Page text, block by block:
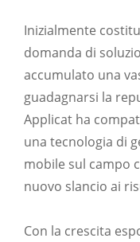
Inizialmente
domanda di
accumulato una
guadagnarsi la
Applicat ha
una tecnologia di
mobile sul campo
nuovo slancio ai
Con la crescita